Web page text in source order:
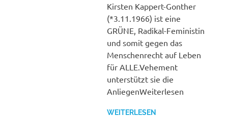
Kirsten Kappert-Gonther
(*3.11.1966) ist eine
GRÜNE, Radikal-Feministin
und somit gegen das
Menschenrecht auf Leben
für ALLE.Vehement
unterstützt sie die
AnliegenWeiterlesen
WEITERLESEN